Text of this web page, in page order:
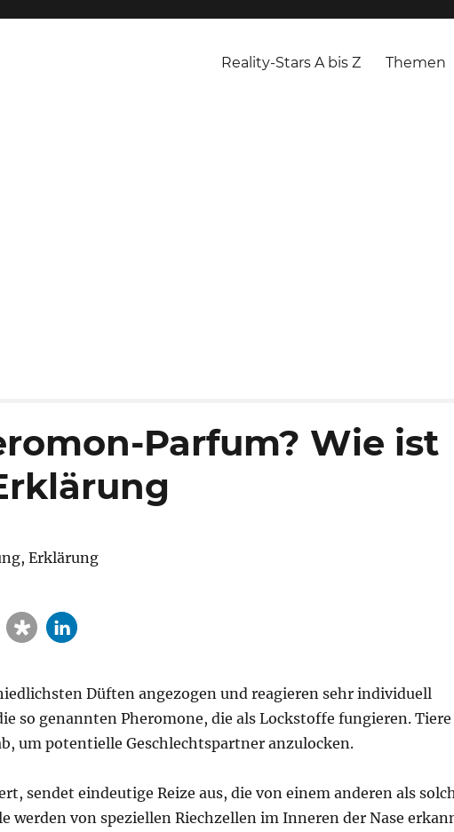
Reality-Stars A bis Z Themen
Parfum? Wie ist
Düften angezogen und reagieren sehr individuell
so genannten Pheromone, die als Lockstoffe fungieren. Tiere
um potentielle Geschlechtspartner anzulocken.
sendet eindeutige Reize aus, die von einem anderen als
werden von speziellen Riechzellen im Inneren der Nase